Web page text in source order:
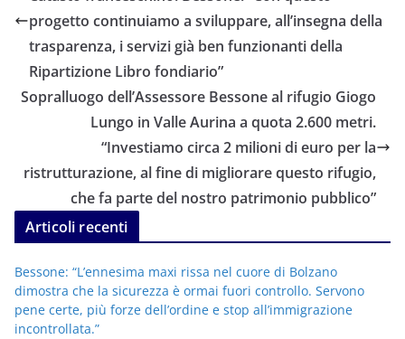
progetto continuiamo a sviluppare, all’insegna della
trasparenza, i servizi già ben funzionanti della
Ripartizione Libro fondiario”
Sopralluogo dell’Assessore Bessone al rifugio Giogo
Lungo in Valle Aurina a quota 2.600 metri.
“Investiamo circa 2 milioni di euro per la
ristrutturazione, al fine di migliorare questo rifugio,
che fa parte del nostro patrimonio pubblico”
Articoli recenti
Bessone: “L’ennesima maxi rissa nel cuore di Bolzano
dimostra che la sicurezza è ormai fuori controllo. Servono
pene certe, più forze dell’ordine e stop all’immigrazione
incontrollata.”